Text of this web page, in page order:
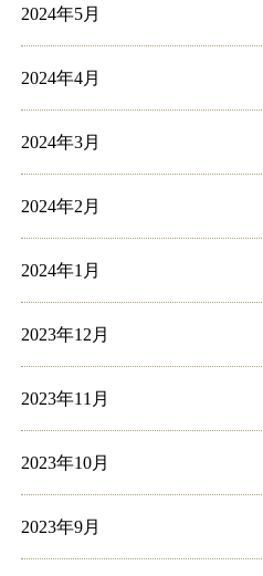
2024年5月
2024年4月
2024年3月
2024年2月
2024年1月
2023年12月
2023年11月
2023年10月
2023年9月